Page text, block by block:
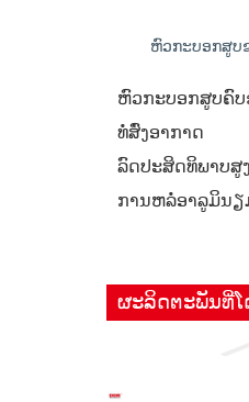
ຫົວກະບອກສູບ
ຫົວກະບອກສູບຄົ
ທໍ່ສົ່ງອາກາດ
ລົດປະສິດທິພາບສູງ
ການຫລໍ່ອາລູມິນຽ
ຜະລິດຕະພັນທີ່ໂ